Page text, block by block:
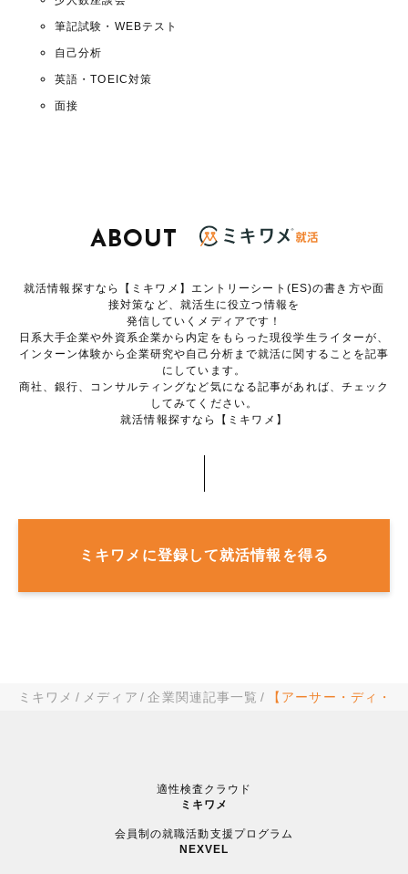
筆記試験・WEBテスト
自己分析
英語・TOEIC対策
面接
ABOUT
就活情報探すなら【ミキワメ】エントリーシート(ES)の書き方や面
接対策など、就活生に役立つ情報を
発信していくメディアです！
日系大手企業や外資系企業から内定をもらった現役学生ライターが、
インターン体験から企業研究や自己分析まで就活に関することを記事
にしています。
商社、銀行、コンサルティングなど気になる記事があれば、チェック
してみてください。
就活情報探すなら【ミキワメ】
ミキワメに登録して就活情報を得る
ミキワメ メディア 企業関連記事一覧 【アーサー・ディ・
適性検査クラウド
ミキワメ
会員制の就職活動支援プログラム
NEXVEL